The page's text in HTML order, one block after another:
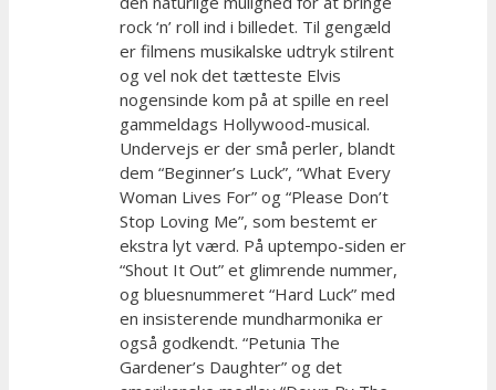
rock ‘n’ roll ind i billedet. Til gengæld
er filmens musikalske udtryk stilrent
og vel nok det tætteste Elvis
nogensinde kom på at spille en reel
gammeldags Hollywood-musical.
Undervejs er der små perler, blandt
dem “Beginner’s Luck”, “What Every
Woman Lives For” og “Please Don’t
Stop Loving Me”, som bestemt er
ekstra lyt værd. På uptempo-siden er
“Shout It Out” et glimrende nummer,
og bluesnummeret “Hard Luck” med
en insisterende mundharmonika er
også godkendt. “Petunia The
Gardener’s Daughter” og det